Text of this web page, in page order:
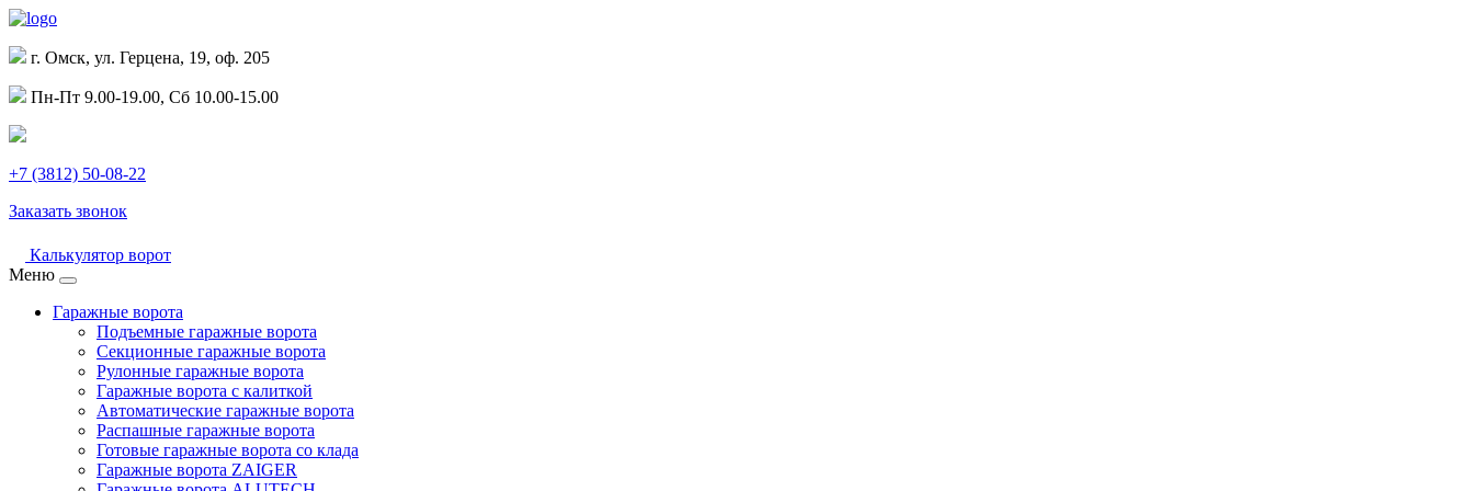
г. Омск, ул. Герцена, 19, оф. 205
Пн-Пт 9.00-19.00, Сб 10.00-15.00
+7 (3812) 50-08-22
Заказать звонок
Калькулятор ворот
Меню
Гаражные ворота
Подъемные гаражные ворота
Секционные гаражные ворота
Рулонные гаражные ворота
Гаражные ворота с калиткой
Автоматические гаражные ворота
Распашные гаражные ворота
Готовые гаражные ворота со клада
Гаражные ворота ZAIGER